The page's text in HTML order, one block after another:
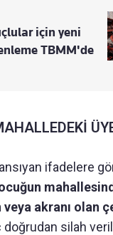
için yeni
TBMM'de
ifadelere
akranı olan
doğrudan silah